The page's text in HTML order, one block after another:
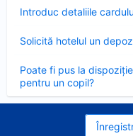
Introduc detaliile
închis
Solicită hotelul un
închis
Poate fi pus la
pentru un copil?
închis